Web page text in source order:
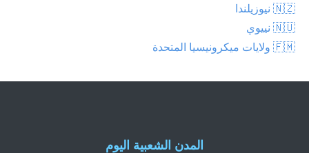
🇳🇿 نيوزيلندا
🇳🇺 نييوي
🇫🇲 ولايات ميكرونيسيا المتحدة
المدن الشعبية اليوم